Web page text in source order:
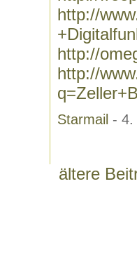
http://
http://
http://
Starmail - 4.
ältere